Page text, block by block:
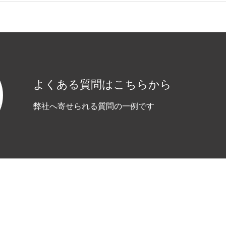
よくある質問はこちらから
弊社へ寄せられる質問の一例です